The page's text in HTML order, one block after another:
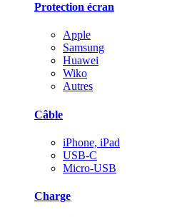
Protection écran
Apple
Samsung
Huawei
Wiko
Autres
Câble
iPhone, iPad
USB-C
Micro-USB
Charge